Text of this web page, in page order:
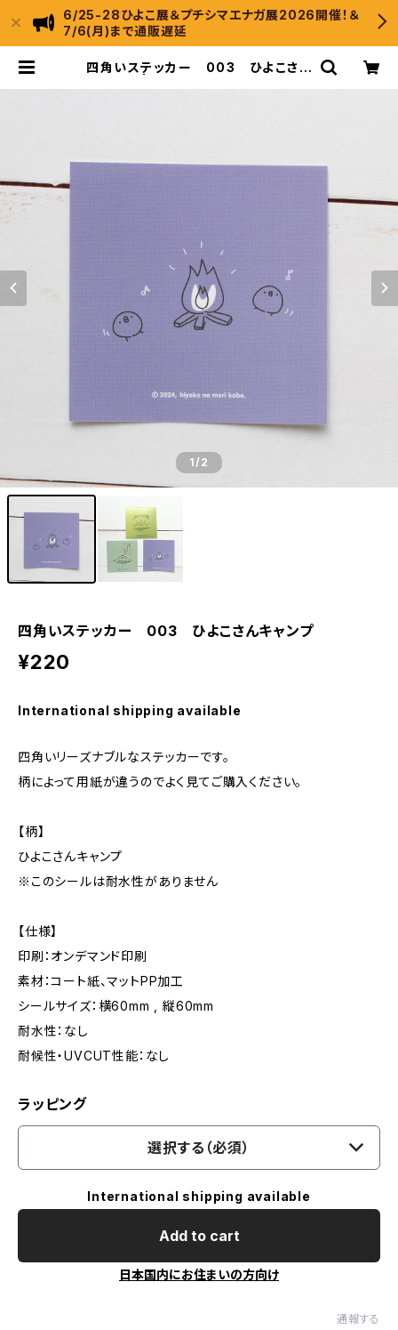
6/25-28ひよこ展＆プチシマエナガ展2026開催！＆
7/6(月)まで通販遅延
四角いステッカー 003 ひよこさん
1/2
四角いステッカー 003 ひよこさんキャンプ
¥220
International shipping available
四角いリーズナブルなステッカーです。
柄によって用紙が違うのでよく見てご購入ください。
【柄】
ひよこさんキャンプ
※このシールは耐水性がありません
【仕様】
印刷：オンデマンド印刷
素材：コート紙、マットPP加工
シールサイズ：横60mm , 縦60mm
耐水性：なし
耐候性・UVCUT性能：なし
ラッピング
選択する（必須）
International shipping available
Add to cart
日本国内にお住まいの方向け
通報する